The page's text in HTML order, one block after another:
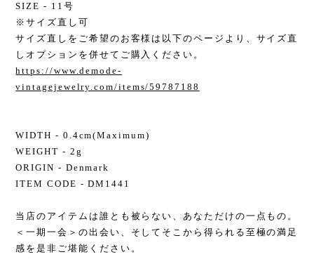
SIZE - 11号
※サイズ直し可
サイズ直しをご希望のお客様は以下のページより、サイズ直
しオプションを併せてご購入ください。
https://www.demode-
vintagejewelry.com/items/59787188
WIDTH - 0.4cm(Maximum)
WEIGHT - 2g
ORIGIN - Denmark
ITEM CODE - DM1441
当店のアイテムは誰とも被らない、あなただけの一点もの。
＜一期一会＞の出会い、そしてそこから得られる至極の満足
感を是非ご堪能ください。